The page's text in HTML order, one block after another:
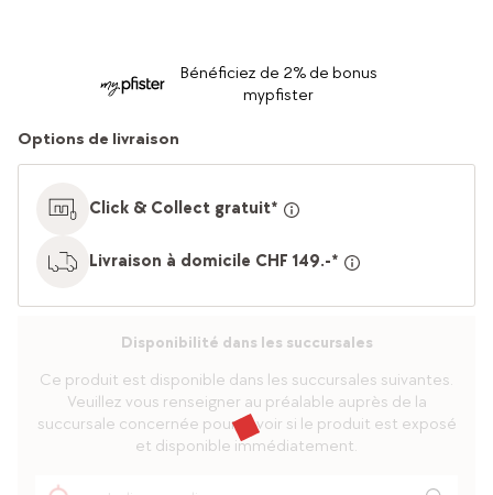
Bénéficiez de 2% de bonus
mypfister
Options de livraison
Click & Collect gratuit*
Livraison à domicile CHF 149.-*
Disponibilité dans les succursales
Ce produit est disponible dans les succursales suivantes.
Veuillez vous renseigner au préalable auprès de la
succursale concernée pour savoir si le produit est exposé
et disponible immédiatement.